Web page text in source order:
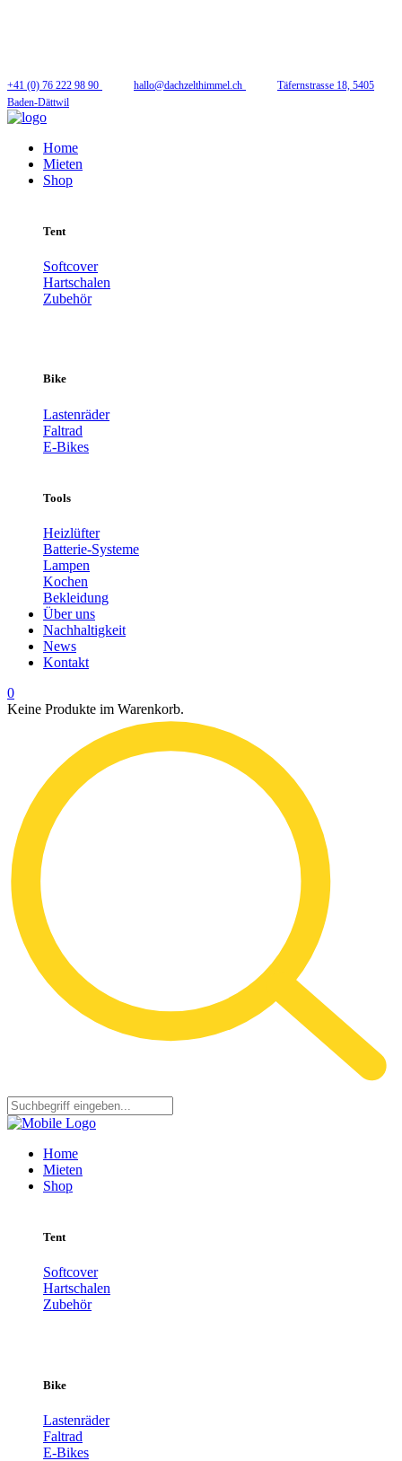
+41 (0) 76 222 98 90 hallo@dachzelthimmel.ch
Täfernstrasse 18, 5405
Baden-Dättwil
Home
Mieten
Shop
Tent
Softcover
Hartschalen
Zubehör
Bike
Lastenräder
Faltrad
E-Bikes
Tools
Heizlüfter
Batterie-Systeme
Lampen
Kochen
Bekleidung
Über uns
Nachhaltigkeit
News
Kontakt
0
Keine Produkte im Warenkorb.
Home
Mieten
Shop
Tent
Softcover
Hartschalen
Zubehör
Bike
Lastenräder
Faltrad
E-Bikes